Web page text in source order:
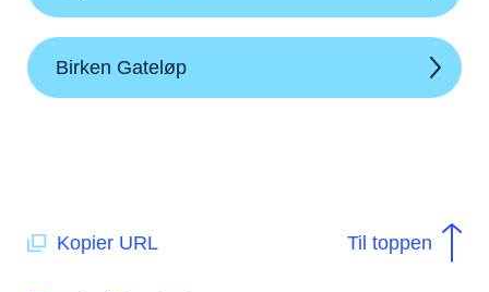
Birken Gateløp
Kopier URL Til toppen